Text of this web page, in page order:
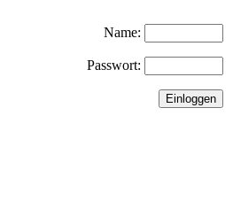
Name:
Passwort: